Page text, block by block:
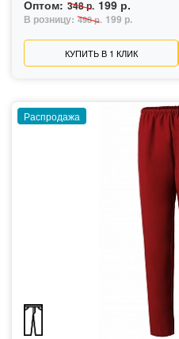
Оптом: 348 р. 199 р.
В розницу: 498 р. 199 р.
КУПИТЬ В 1 КЛИК
Распродажа